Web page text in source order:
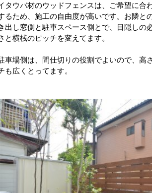
タウバ材のウッドフェンスは、ご希望に合
るため、施工の自由度が高いです。お隣と
出し窓側と駐車スペース側とで、目隠しの
と横桟のピッチを変えてます。
車場側は、間仕切りの役割でよいので、高
も広くとってます。